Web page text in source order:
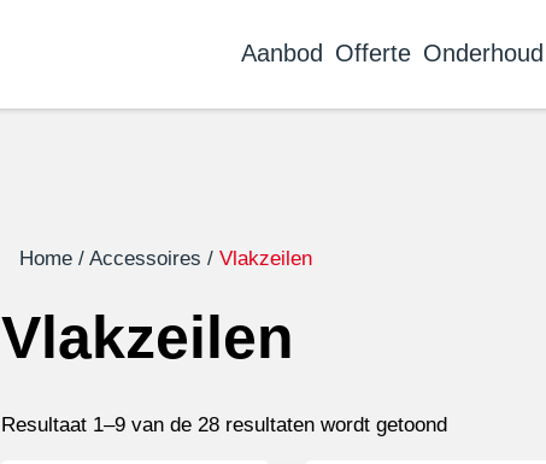
Aanbod Offerte
Home / Accessoires / Vlakzeilen
Vlakzeilen
Resultaat 1–9 van de 28 resultaten wordt getoond